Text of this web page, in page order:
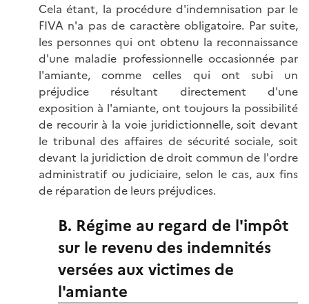
Cela étant, la procédure d'indemnisation par le
FIVA n'a pas de caractère obligatoire. Par suite,
les personnes qui ont obtenu la reconnaissance
d'une maladie professionnelle occasionnée par
l'amiante, comme celles qui ont subi un
préjudice résultant directement d'une
exposition à l'amiante, ont toujours la possibilité
de recourir à la voie juridictionnelle, soit devant
le tribunal des affaires de sécurité sociale, soit
devant la juridiction de droit commun de l'ordre
administratif ou judiciaire, selon le cas, aux fins
de réparation de leurs préjudices.
B. Régime au regard de l'impôt
sur le revenu des indemnités
versées aux victimes de
l'amiante